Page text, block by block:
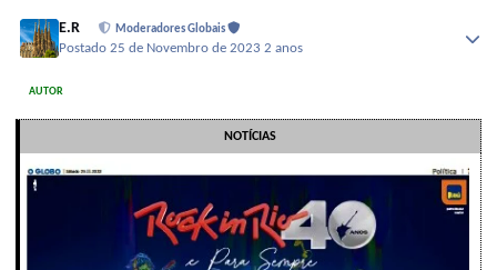
E.R Moderadores Globais
Postado25 de Novembro de 20232 anos
AUTOR
NOTÍCIAS